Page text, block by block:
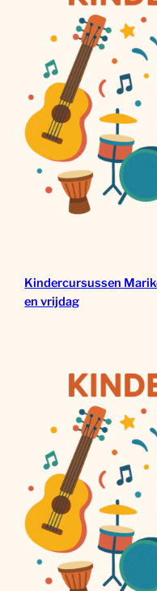
Kindercursussen
en vrijdag